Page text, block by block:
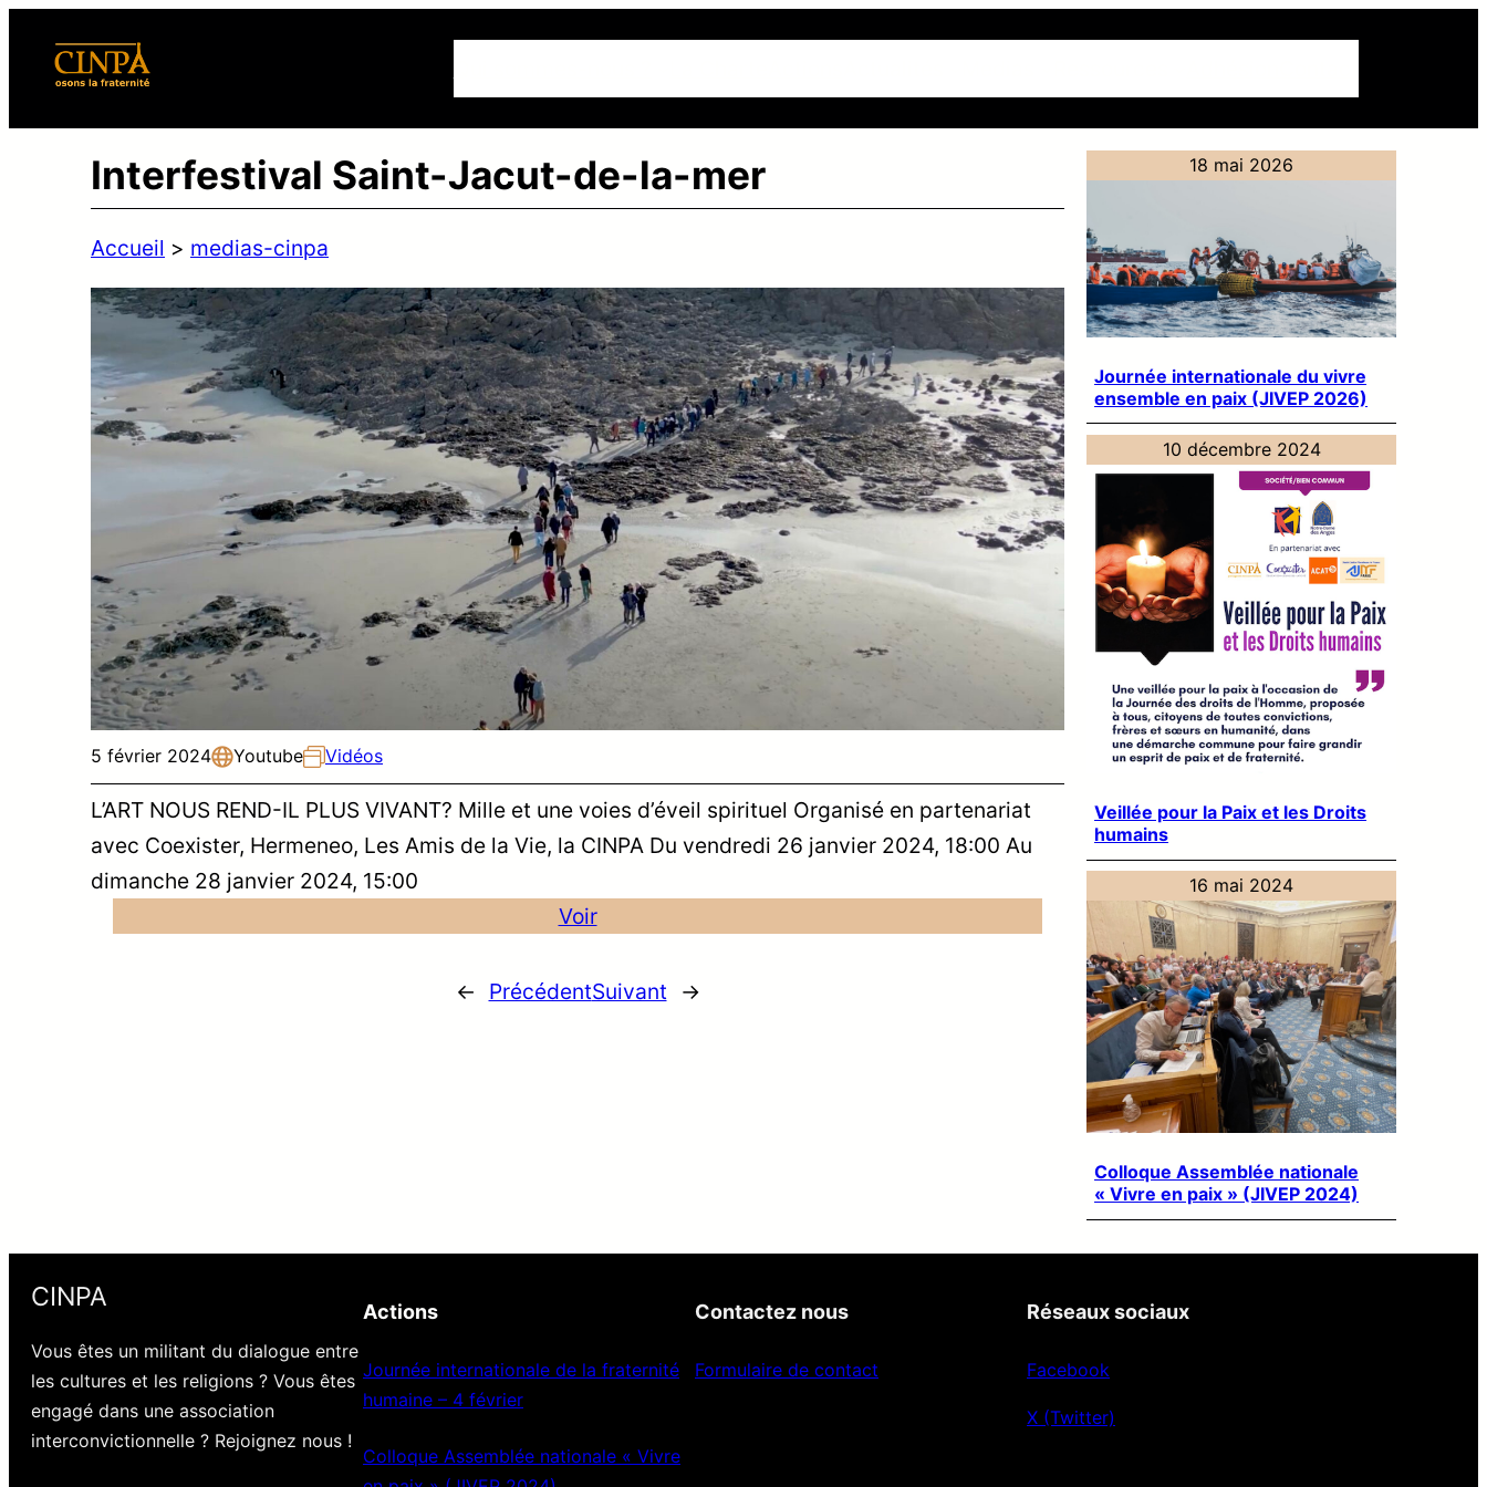
Interfestival Saint-Jacut-de-la-mer
Accueil > medias-cinpa
5 février 2024 Youtube Vidéos
L’ART NOUS REND-IL PLUS VIVANT? Mille et une voies d’éveil spirituel Organisé en partenariat
avec Coexister, Hermeneo, Les Amis de la Vie, la CINPA Du vendredi 26 janvier 2024, 18:00 Au
dimanche 28 janvier 2024, 15:00
Voir
← PrécédentSuivant →
18 mai 2026
Journée internationale du vivre
ensemble en paix (JIVEP 2026)
10 décembre 2024
Veillée pour la Paix et les Droits
humains
16 mai 2024
Colloque Assemblée nationale
« Vivre en paix » (JIVEP 2024)
CINPA
Vous êtes un militant du dialogue entre
les cultures et les religions ? Vous êtes
engagé dans une association
interconvictionnelle ? Rejoignez nous !
Actions
Journée internationale de la fraternité
humaine – 4 février
Colloque Assemblée nationale « Vivre
Contactez nous
Formulaire de contact
Réseaux sociaux
Facebook
X (Twitter)